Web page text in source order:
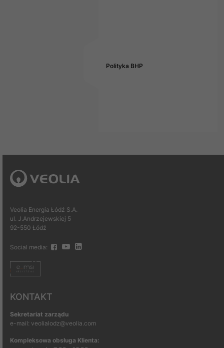
Polityka BHP
Veolia Energia Łódź S.A.
ul. J.Andrzejewskiej 5
92-550 Łódź
Social media:
KONTAKT
Sekretariat zarządu
e-mail: veolialodz@veolia.com
Kompleksowa obsługa Klienta: